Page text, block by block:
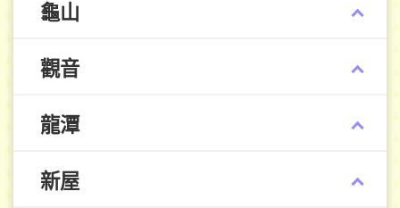
龜山
觀音
龍潭
新屋